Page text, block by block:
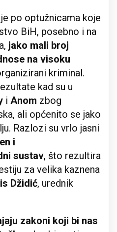
po optužnicama koje
BiH, posebno i na
jako mali broj
na visoku
kriminal.
kad su u
i Anom zbog
ali općenito se jako
Razlozi su vrlo jasni
i
sustav, što rezultira
za velika kaznena
Džidić, urednik
zakoni koji bi nas